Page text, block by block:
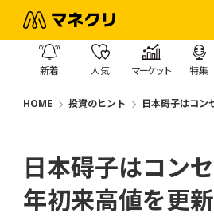
新着 人気 マーケット 特集
HOME 投資のヒント 日本碍子はコン
日本碍子はコン
年初来高値を更新